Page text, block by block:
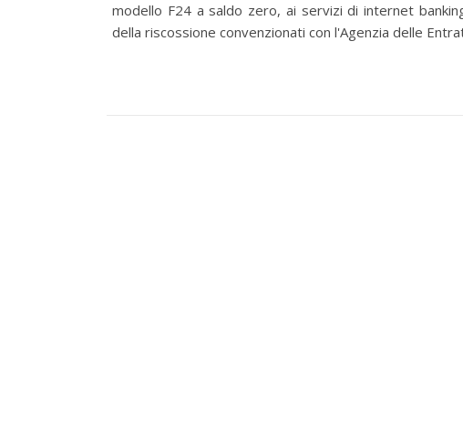
modello F24 a saldo zero, ai servizi di internet
della riscossione convenzionati con l'Agenzia delle